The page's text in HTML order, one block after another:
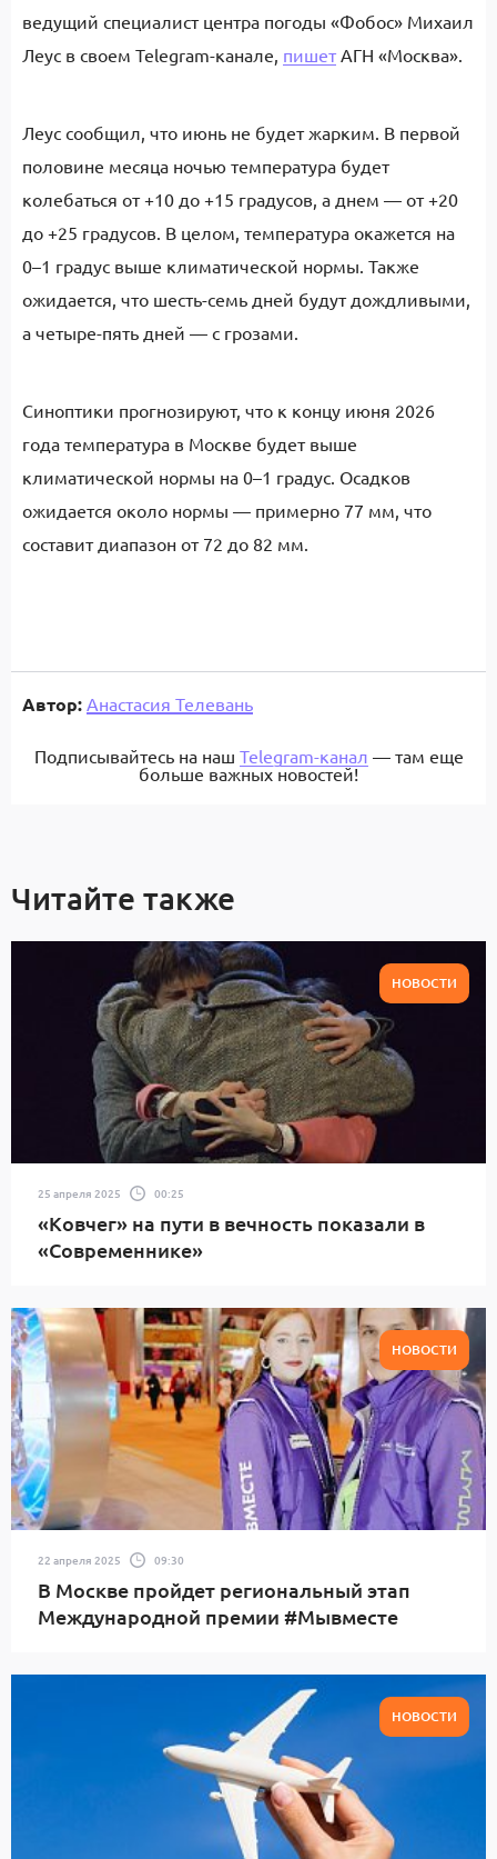
ведущий специалист центра погоды «Фобос» Михаил
Леус в своем Telegram-канале, пишет АГН «Москва».
Леус сообщил, что июнь не будет жарким. В первой
половине месяца ночью температура будет
колебаться от +10 до +15 градусов, а днем — от +20
до +25 градусов. В целом, температура окажется на
0–1 градус выше климатической нормы. Также
ожидается, что шесть-семь дней будут дождливыми,
а четыре-пять дней — с грозами.
Синоптики прогнозируют, что к концу июня 2026
года температура в Москве будет выше
климатической нормы на 0–1 градус. Осадков
ожидается около нормы — примерно 77 мм, что
составит диапазон от 72 до 82 мм.
Автор: Анастасия Телевань
Подписывайтесь на наш Telegram-канал — там еще
больше важных новостей!
Читайте также
НОВОСТИ
25 апреля 2025 00:25
«Ковчег» на пути в вечность показали в
«Современнике»
НОВОСТИ
22 апреля 2025 09:30
В Москве пройдет региональный этап
Международной премии #Мывместе
НОВОСТИ